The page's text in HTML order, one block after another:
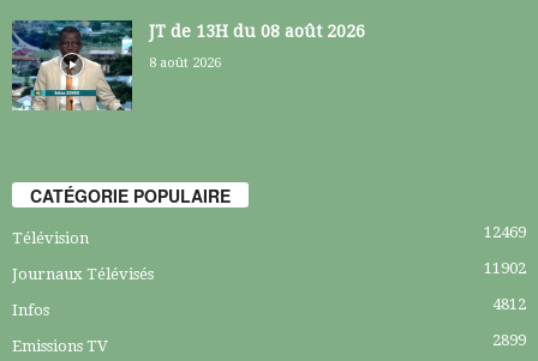
JT de 13H du 08 août 2026
8 août 2026
CATÉGORIE POPULAIRE
Télévision 12469
Journaux Télévisés 11902
Infos 4812
Emissions TV 2899